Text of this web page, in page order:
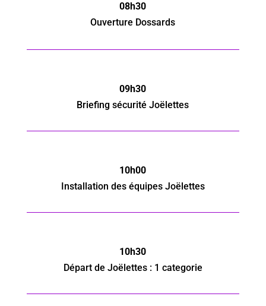
08h30
Ouverture Dossards
09h30
Briefing sécurité Joëlettes
10h00
Installation des équipes Joëlettes
10h30
Départ de Joëlettes : 1 categorie